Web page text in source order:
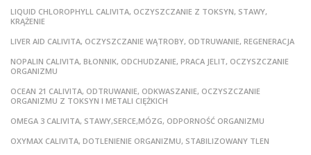
LIQUID CHLOROPHYLL CALIVITA, OCZYSZCZANIE Z TOKSYN, STAWY,
KRĄŻENIE
LIVER AID CALIVITA, OCZYSZCZANIE WĄTROBY, ODTRUWANIE, REGENERACJA
NOPALIN CALIVITA, BŁONNIK, ODCHUDZANIE, PRACA JELIT, OCZYSZCZANIE
ORGANIZMU
OCEAN 21 CALIVITA, ODTRUWANIE, ODKWASZANIE, OCZYSZCZANIE
ORGANIZMU Z TOKSYN I METALI CIĘŻKICH
OMEGA 3 CALIVITA, STAWY,SERCE,MÓZG, ODPORNOŚĆ ORGANIZMU
OXYMAX CALIVITA, DOTLENIENIE ORGANIZMU, STABILIZOWANY TLEN